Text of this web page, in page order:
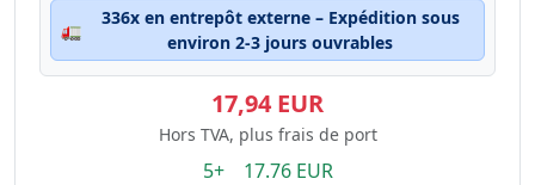
🚛
336x en entrepôt externe – Expédition sous
environ 2-3 jours ouvrables
17,94 EUR
Hors TVA, plus frais de port
5+ 17.76 EUR